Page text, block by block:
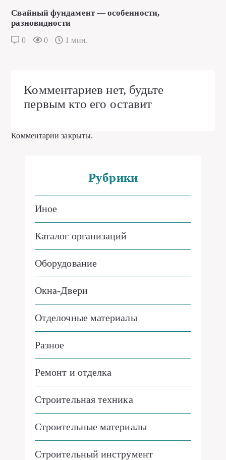
Свайный фундамент — особенности,
разновидности
0 0 1 мин.
Комментариев нет, будьте
первым кто его оставит
Комментарии закрыты.
Рубрики
Иное
Каталог организаций
Оборудование
Окна-Двери
Отделочные материалы
Разное
Ремонт и отделка
Строительная техника
Строительные материалы
Строительный инструмент